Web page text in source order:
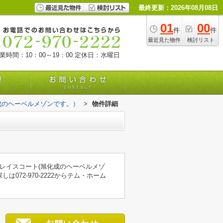
最終更新：2026年08月08日
01件
最近見た物件
00件
検討リスト
時間：10：00～19：00 定休日：水曜日
ヘーベルメゾンです。） > 物件詳細
イスコート(旭化成のヘーベルメゾ
は072-970-2222からテム・ホーム